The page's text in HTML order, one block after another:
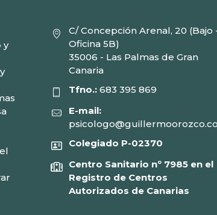
y
C/ Concepción Arenal, 20 (Bajo
Oficina 5B)
35006 - Las Palmas de Gran
Canaria
Tfno.: 683 395 869
E-mail:
Colegiado P-02370
Centro Sanitario nº 7985 en el
Registro de Centros
Autorizados de Canarias